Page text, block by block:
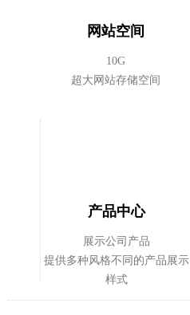
网站空间
10G
超大网站存储空间
产品中心
展示公司产品
提供多种风格不同的产品展示
样式